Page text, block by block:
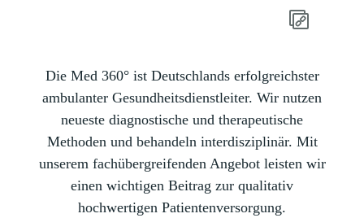
Die Med 360° ist Deutschlands erfolgreichster
ambulanter Gesundheitsdienstleiter. Wir nutzen
neueste diagnostische und therapeutische
Methoden und behandeln interdisziplinär. Mit
unserem fachübergreifenden Angebot leisten wir
einen wichtigen Beitrag zur qualitativ
hochwertigen Patientenversorgung.